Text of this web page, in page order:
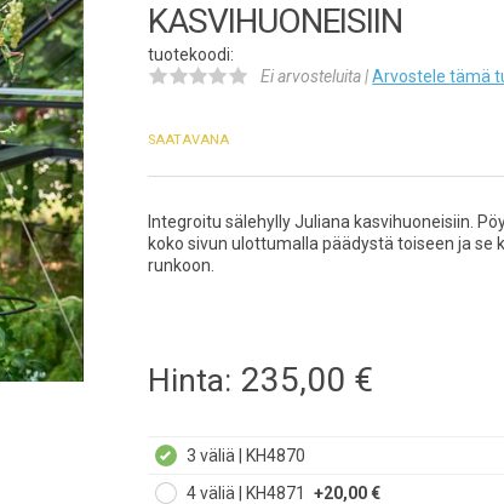
KASVIHUONEISIIN
tuotekoodi:
Ei arvosteluita |Arvosteletämä
SAATAVANA
Integroitu sälehylly Juliana kasvihuoneisiin.
koko sivun ulottumalla päädystä toiseen ja se
runkoon.
Hinta: 235,00 €
3 väliä | KH4870
4 väliä | KH4871
+20,00 €